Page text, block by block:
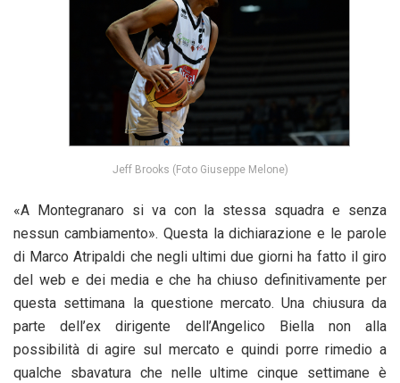
Jeff Brooks (Foto Giuseppe Melone)
«A Montegranaro si va con la stessa squadra e senza
nessun cambiamento». Questa la dichiarazione e le parole
di Marco Atripaldi che negli ultimi due giorni ha fatto il giro
del web e dei media e che ha chiuso definitivamente per
questa settimana la questione mercato. Una chiusura da
parte dell’ex dirigente dell’Angelico Biella non alla
possibilità di agire sul mercato e quindi porre rimedio a
qualche sbavatura che nelle ultime cinque settimane è